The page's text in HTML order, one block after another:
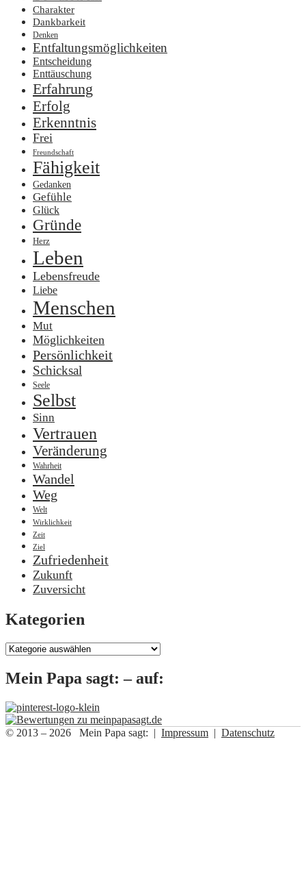
Charakter
Dankbarkeit
Denken
Entfaltungsmöglichkeiten
Entscheidung
Enttäuschung
Erfahrung
Erfolg
Erkenntnis
Frei
Freundschaft
Fähigkeit
Gedanken
Gefühle
Glück
Gründe
Herz
Leben
Lebensfreude
Liebe
Menschen
Mut
Möglichkeiten
Persönlichkeit
Schicksal
Seele
Selbst
Sinn
Vertrauen
Veränderung
Wahrheit
Wandel
Weg
Welt
Wirklichkeit
Zeit
Ziel
Zufriedenheit
Zukunft
Zuversicht
Kategorien
Kategorien
Mein Papa sagt: – auf:
© 2013 – 2026 Mein Papa sagt: | Impressum | Datenschutz